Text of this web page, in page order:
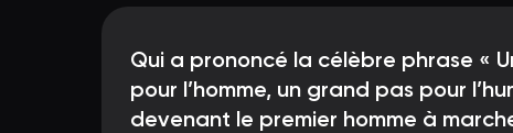
Qui a prononcé la célèbre phrase «
pour l’homme, un grand pas pour
devenant le premier homme à